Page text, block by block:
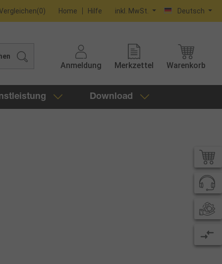
(0) Home Hilfe inkl. MwSt. Deutsch
Anmeldung Merkzettel Warenkorb
Download